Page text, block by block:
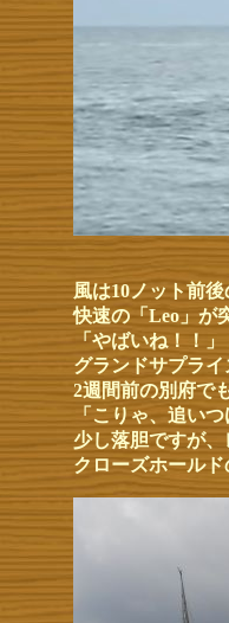
風は10ノット前後
快速の「Leo」が
「やばいね！！」
グランドサプラ
2週間前の別府で
「こりゃ、追い
少し落胆ですが
クローズホール